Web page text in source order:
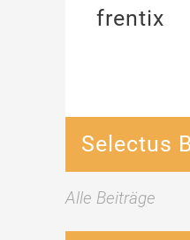
frentix
Selectus
Alle Beiträge